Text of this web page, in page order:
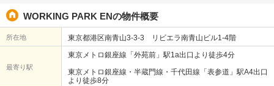
WORKING PARK ENの物件概要
所在地 東京都港区南青山3-3-3 リビエラ南青山ビル1-4階
最寄り駅
東京メトロ銀座線「外苑前」駅1a出口より徒歩4分
東京メトロ銀座線・半蔵門線・千代田線「表参道」駅A4出口
より徒歩8分